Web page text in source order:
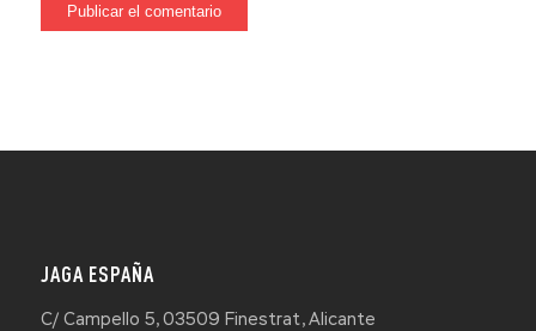
JAGA ESPAÑA
C/ Campello 5, 03509 Finestrat, Alicante